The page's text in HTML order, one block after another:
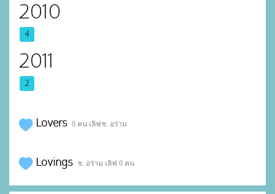
2010
4
2011
2
Lovers 0 คน เลิฟช. อร่าม
Lovings ช. อร่าม เลิฟ 0 คน